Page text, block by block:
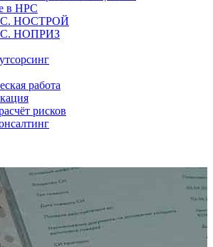
в НРС
НОСТРОЙ
НОПРИЗ
работа
рисков